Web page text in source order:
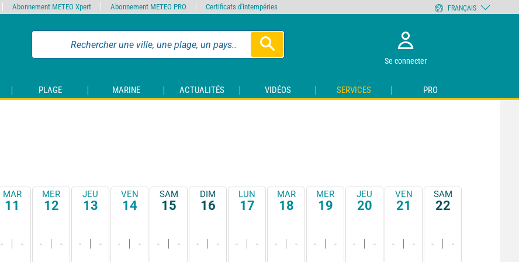
Se connecter
PLAGE MARINE ACTUALITÉS VIDÉOS SERVICES PRO
MAR
11
- -
MER
12
- -
JEU
13
- -
VEN
14
- -
SAM
15
- -
DIM
16
- -
LUN
17
- -
MAR
18
- -
MER
19
- -
JEU
20
- -
VEN
21
- -
SAM
22
- -
Abonnement METEO Xpert Abonnement METEO PRO Certificats d'intempéries FRANÇAIS